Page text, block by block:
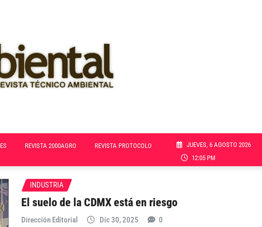
REVISTA 2000AGRO REVISTA PROTOCOLO
JUEVES, 6 AGOSTO 2026
12:05 PM
INDUSTRIA
El suelo de la CDMX está en riesgo
Dirección Editorial Dic 30, 2025 0